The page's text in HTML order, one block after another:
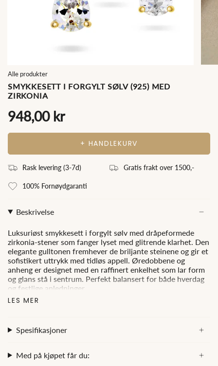
Alle produkter
SMYKKESETT I FORGYLT SØLV (925) MED
ZIRKONIA
948,00 kr
+ HANDLEKURV
Rask levering (3-7d) Gratis frakt over 1500,-
100% Fornøydgaranti
Beskrivelse
Luksuriøst smykkesett i forgylt sølv med dråpeformede
zirkonia-stener som fanger lyset med glitrende klarhet. Den
elegante gulltonen fremhever de briljante steinene og gir et
sofistikert uttrykk med tidløs appell. Øredobbene og
anheng er designet med en raffinert enkelhet som lar form
og glans stå i sentrum. Perfekt balansert for både hverdag
og festlige anledninger.
En vakker gave – eller en glitrende belønning til deg selv.
inkludert diamanter, gull og sølv, både i vår butikk i
av halskjeder, ringer og øredobber – perfekte for gaver eller
spesielle anledninger. Diamanthuset –
Best på Pris, Best på
LES MER
Spesifikasjoner
Med på kjøpet får du: